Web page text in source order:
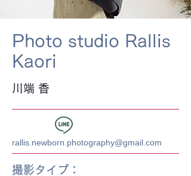
Photo studio Rallis
Kaori
川端 香
rallis.newborn.photography@gmail.com
​撮影タイプ：